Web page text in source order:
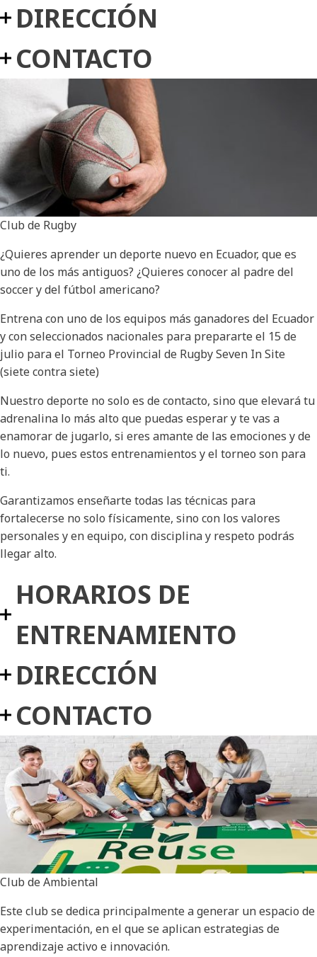
DIRECCIÓN
CONTACTO
Club de Rugby
¿Quieres aprender un deporte nuevo en Ecuador, que es
uno de los más antiguos? ¿Quieres conocer al padre del
soccer y del fútbol americano?
Entrena con uno de los equipos más ganadores del Ecuador
y con seleccionados nacionales para prepararte el 15 de
julio para el Torneo Provincial de Rugby Seven In Site
(siete contra siete)
Nuestro deporte no solo es de contacto, sino que elevará tu
adrenalina lo más alto que puedas esperar y te vas a
enamorar de jugarlo, si eres amante de las emociones y de
lo nuevo, pues estos entrenamientos y el torneo son para
ti.
Garantizamos enseñarte todas las técnicas para
fortalecerse no solo físicamente, sino con los valores
personales y en equipo, con disciplina y respeto podrás
llegar alto.
HORARIOS DE
ENTRENAMIENTO
DIRECCIÓN
CONTACTO
Club de Ambiental
Este club se dedica principalmente a generar un espacio de
experimentación, en el que se aplican estrategias de
aprendizaje activo e innovación.